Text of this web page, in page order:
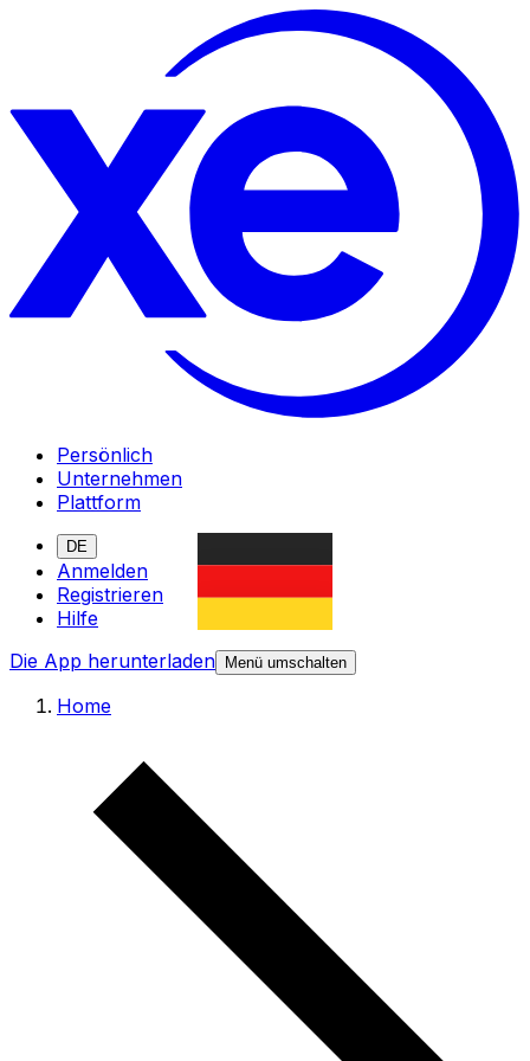
Persönlich
Unternehmen
Plattform
DE
Anmelden
Registrieren
Hilfe
Die App herunterladen
Menü umschalten
Home